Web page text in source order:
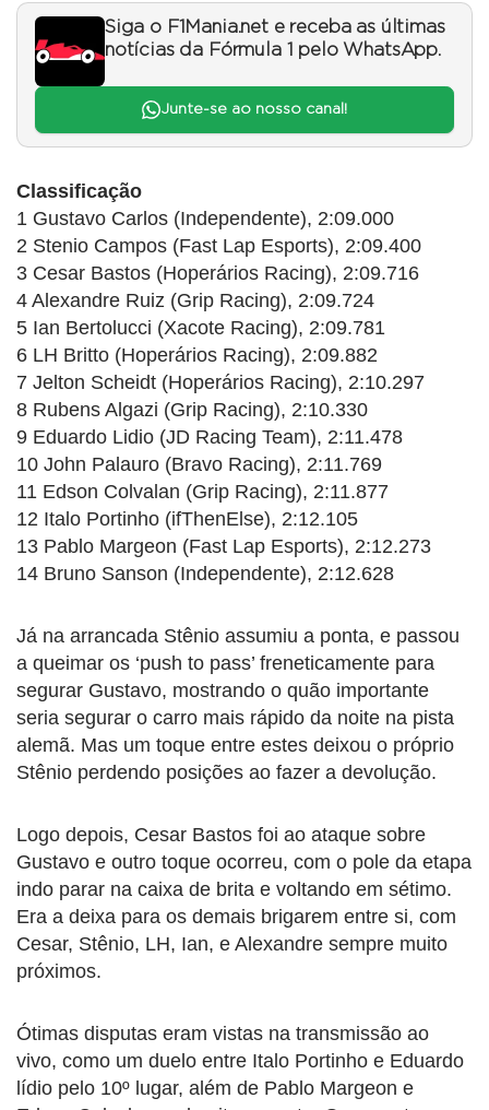
Siga o F1Mania.net e receba as últimas
notícias da Fórmula 1 pelo WhatsApp.
Junte-se ao nosso canal!
Classificação
1 Gustavo Carlos (Independente), 2:09.000
2 Stenio Campos (Fast Lap Esports), 2:09.400
3 Cesar Bastos (Hoperários Racing), 2:09.716
4 Alexandre Ruiz (Grip Racing), 2:09.724
5 Ian Bertolucci (Xacote Racing), 2:09.781
6 LH Britto (Hoperários Racing), 2:09.882
7 Jelton Scheidt (Hoperários Racing), 2:10.297
8 Rubens Algazi (Grip Racing), 2:10.330
9 Eduardo Lidio (JD Racing Team), 2:11.478
10 John Palauro (Bravo Racing), 2:11.769
11 Edson Colvalan (Grip Racing), 2:11.877
12 Italo Portinho (ifThenElse), 2:12.105
13 Pablo Margeon (Fast Lap Esports), 2:12.273
14 Bruno Sanson (Independente), 2:12.628
Já na arrancada Stênio assumiu a ponta, e passou
a queimar os ‘push to pass’ freneticamente para
segurar Gustavo, mostrando o quão importante
seria segurar o carro mais rápido da noite na pista
alemã. Mas um toque entre estes deixou o próprio
Stênio perdendo posições ao fazer a devolução.
Logo depois, Cesar Bastos foi ao ataque sobre
Gustavo e outro toque ocorreu, com o pole da etapa
indo parar na caixa de brita e voltando em sétimo.
Era a deixa para os demais brigarem entre si, com
Cesar, Stênio, LH, Ian, e Alexandre sempre muito
próximos.
Ótimas disputas eram vistas na transmissão ao
vivo, como um duelo entre Italo Portinho e Eduardo
lídio pelo 10º lugar, além de Pablo Margeon e